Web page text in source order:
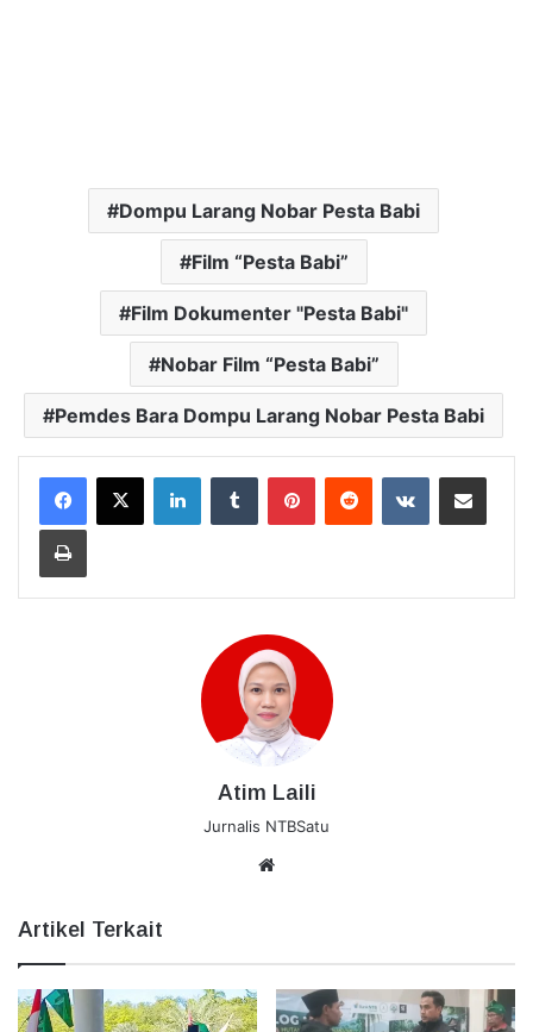
Dompu Larang Nobar Pesta Babi
Film “Pesta Babi”
Film Dokumenter "Pesta Babi"
Nobar Film “Pesta Babi”
Pemdes Bara Dompu Larang Nobar Pesta Babi
LinkedInTumblr PinterestReddit VKontakteBagikan Lewat Email
Cetak
Atim Laili
Jurnalis NTBSatu
Artikel Terkait